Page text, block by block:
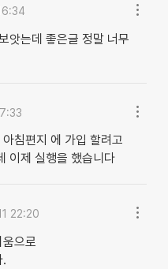
앗는데 좋은글 정말 너무
침편지 에 가입 할려고
이제 실행을 했습니다
22:20
으로
.